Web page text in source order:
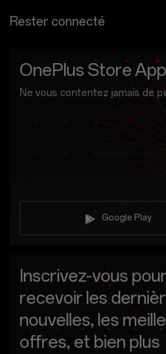
Rester connecté
OnePlus Store App
Ne vous contentez jamais de
Google Play
Inscrivez-vous pour
recevoir les
nouvelles, les
offres, et bien plus